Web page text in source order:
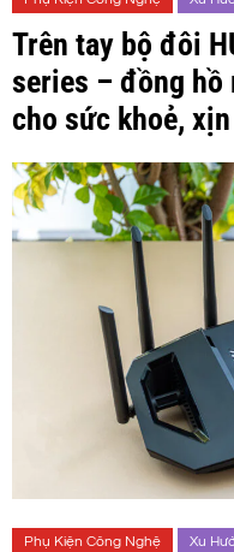
Trên tay bộ đôi
series – đồng hồ
cho sức khoẻ,
Phụ Kiện Công Nghệ Xu